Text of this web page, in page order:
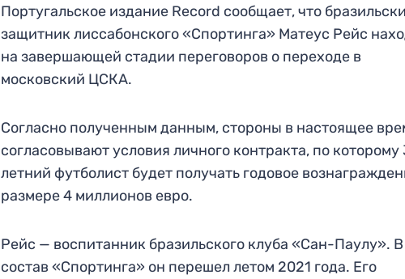
Португальское издание Record сообщает, что
защитник лиссабонского «Спортинга» Матеус Рейс
на завершающей стадии переговоров о переходе в
московский ЦСКА.
Согласно полученным данным, стороны в настоящее
согласовывают условия личного контракта, по которому
летний футболист будет получать годовое
размере 4 миллионов евро.
Рейс — воспитанник бразильского клуба «Сан-Паулу». В
состав «Спортинга» он перешел летом 2021 года. Его